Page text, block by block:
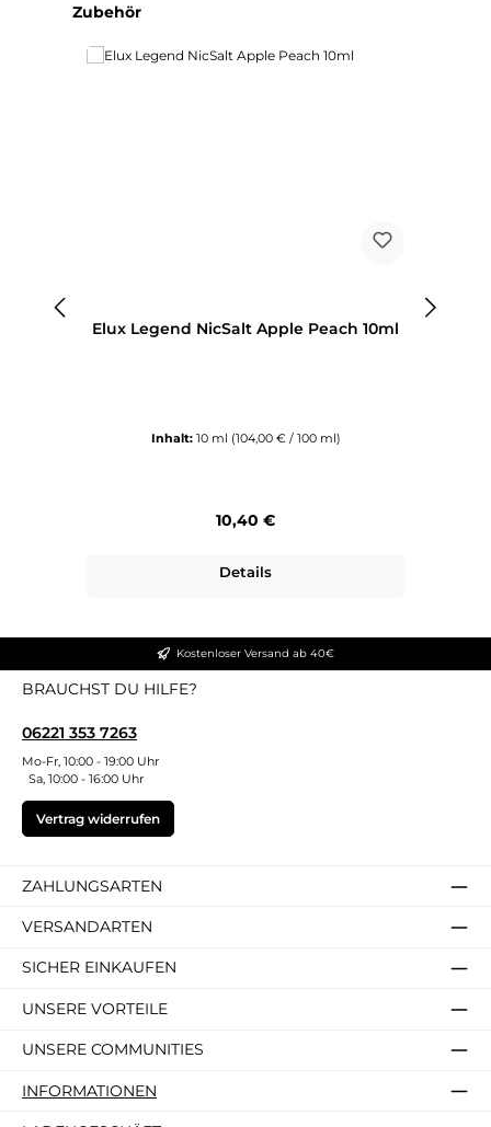
Produktgalerie überspringen
Zubehör
Elux Legend NicSalt Apple Peach 10ml
Inhalt: 10 ml (104,00 € / 100 ml)
Regulärer Preis:
10,40 €
Details
Kostenloser Versand ab 40€
BRAUCHST DU HILFE?
06221 353 7263
Mo-Fr, 10:00 - 19:00 Uhr
Sa, 10:00 - 16:00 Uhr
Vertrag widerrufen
ZAHLUNGSARTEN
VERSANDARTEN
SICHER EINKAUFEN
UNSERE VORTEILE
UNSERE COMMUNITIES
INFORMATIONEN